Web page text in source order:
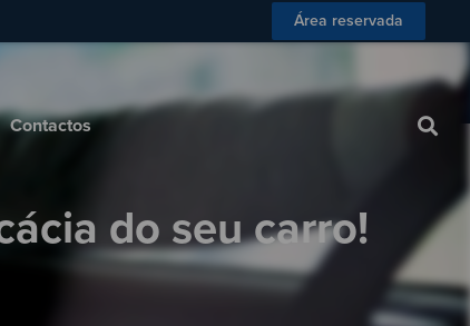
Área reservada
Contactos
do seu carro!